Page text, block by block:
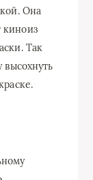
Она
киноиз
Так
высохнуть